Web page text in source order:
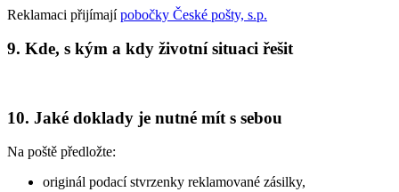
Reklamaci přijímajípobočky České pošty, s.p.
9. Kde, s kým a kdy životní situaci řešit
10. Jaké doklady je nutné mít s sebou
Na poště předložte:
originál podací stvrzenky reklamované zásilky,